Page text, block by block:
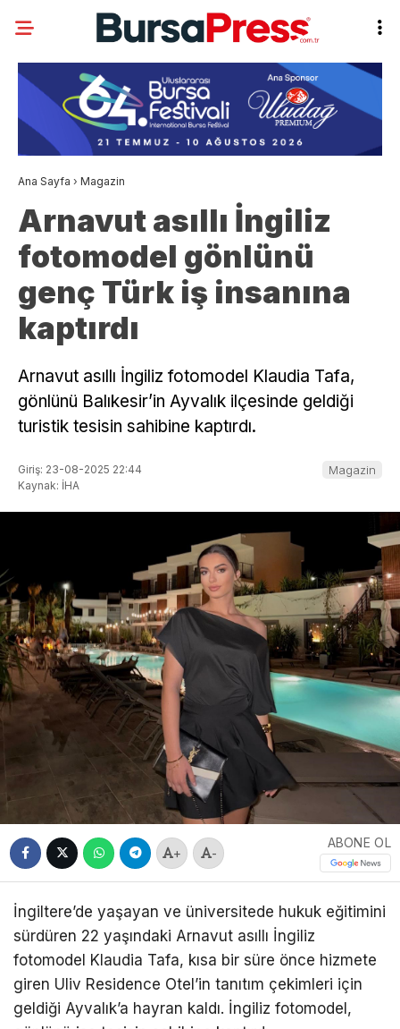
Ana Sayfa › Magazin
Arnavut asıllı İngiliz
fotomodel gönlünü
genç Türk iş insanına
kaptırdı
Arnavut asıllı İngiliz fotomodel Klaudia Tafa,
gönlünü Balıkesir’in Ayvalık ilçesinde geldiği
turistik tesisin sahibine kaptırdı.
Giriş: 23-08-2025 22:44
Kaynak: İHA
Magazin
+ -
ABONE OL
İngiltere’de yaşayan ve üniversitede hukuk eğitimini
sürdüren 22 yaşındaki Arnavut asıllı İngiliz
fotomodel Klaudia Tafa, kısa bir süre önce hizmete
giren Uliv Residence Otel’in tanıtım çekimleri için
geldiği Ayvalık’a hayran kaldı. İngiliz fotomodel,